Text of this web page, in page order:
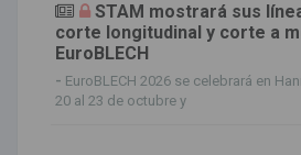
STAM mostrará sus
corte longitudinal y corte a
EuroBLECH
- EuroBLECH 2026 se celebrará en
20 al 23 de octubre y